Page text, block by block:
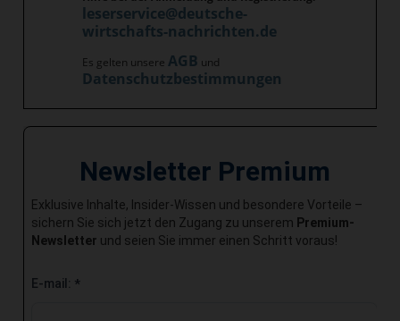
leserservice@deutsche-
wirtschafts-nachrichten.de
Es gelten unsere AGB und
Datenschutzbestimmungen
Newsletter Premium
Exklusive Inhalte, Insider-Wissen und besondere Vorteile –
sichern Sie sich jetzt den Zugang zu unserem Premium-
Newsletter und seien Sie immer einen Schritt voraus!
E-mail: *